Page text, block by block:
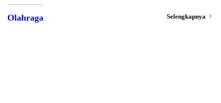
Olahraga Selengkapnya